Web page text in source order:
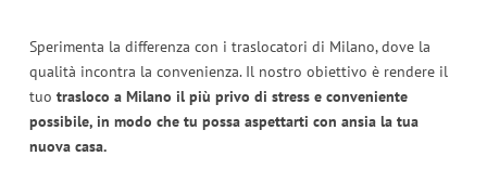
Sperimenta la differenza con i traslocatori di Milano, dove la
qualità incontra la convenienza. Il nostro obiettivo è rendere il
tuo trasloco a Milano il più privo di stress e conveniente
possibile, in modo che tu possa aspettarti con ansia la tua
nuova casa.